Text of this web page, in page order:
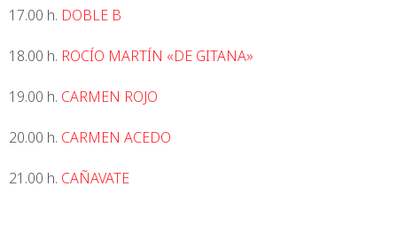
17.00 h. DOBLE B
18.00 h. ROCÍO MARTÍN «DE GITANA»
19.00 h. CARMEN ROJO
20.00 h. CARMEN ACEDO
21.00 h. CAÑAVATE